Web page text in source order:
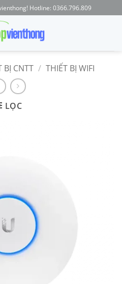
Hotline: 0366.796.809
BỊ CNTT / THIẾT BỊ WIFI
LỌC